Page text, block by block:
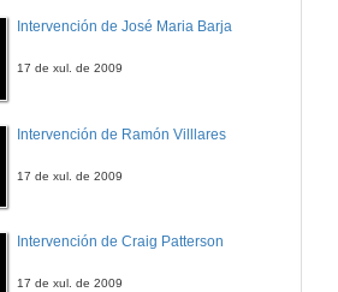
Quenda de preguntas
Quenda de preguntas
Intervención de José Maria Barja
17 de xul. de 2009
Intervención de Ramón Villlares
17 de xul. de 2009
Intervención de Craig Patterson
17 de xul. de 2009